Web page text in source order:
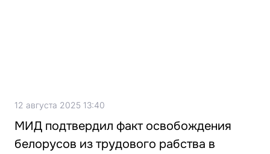
12 августа 2025 13:40
МИД подтвердил факт освобождения
белорусов из трудового рабства в